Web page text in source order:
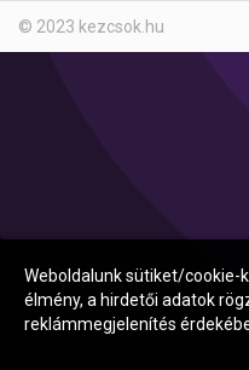
© 2023 kezcsok.hu
Weboldalunk sütiket/cookie-
élmény, a hirdetői adatok
reklámmegjelenítés